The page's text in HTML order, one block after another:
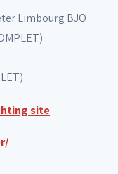
Limbourg BJO
site.